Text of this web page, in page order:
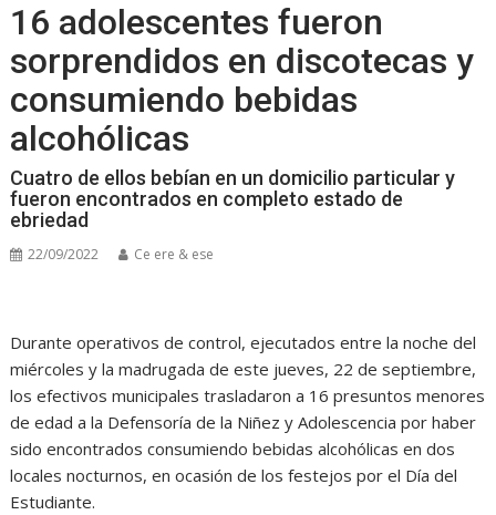
16 adolescentes fueron
sorprendidos en discotecas y
consumiendo bebidas
alcohólicas
Cuatro de ellos bebían en un domicilio particular y
fueron encontrados en completo estado de
ebriedad
22/09/2022 Ce ere & ese
Durante operativos de control, ejecutados entre la noche del
miércoles y la madrugada de este jueves, 22 de septiembre,
los efectivos municipales trasladaron a 16 presuntos menores
de edad a la Defensoría de la Niñez y Adolescencia por haber
sido encontrados consumiendo bebidas alcohólicas en dos
locales nocturnos, en ocasión de los festejos por el Día del
Estudiante.